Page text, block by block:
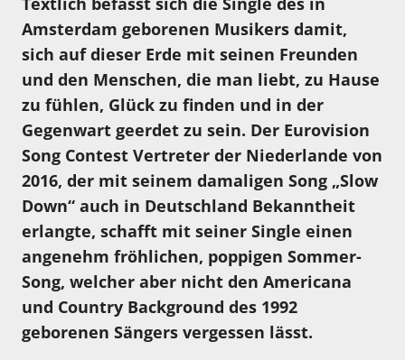
Amsterdam geborenen Musikers damit,
sich auf dieser Erde mit seinen Freunden
und den Menschen, die man liebt, zu Hause
zu fühlen, Glück zu finden und in der
Gegenwart geerdet zu sein. Der Eurovision
Song Contest Vertreter der Niederlande von
2016, der mit seinem damaligen Song „Slow
Down“ auch in Deutschland Bekanntheit
erlangte, schafft mit seiner Single einen
angenehm fröhlichen, poppigen Sommer-
Song, welcher aber nicht den Americana
und Country Background des 1992
geborenen Sängers vergessen lässt.